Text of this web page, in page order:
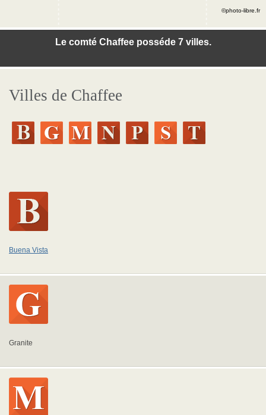
Le comté Chaffee posséde 7 villes.
©photo-libre.fr
Villes de Chaffee
Buena Vista
Granite